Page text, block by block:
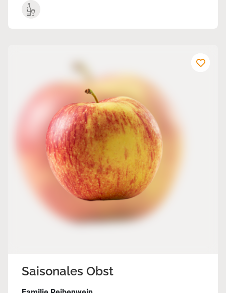
Saisonales Obst